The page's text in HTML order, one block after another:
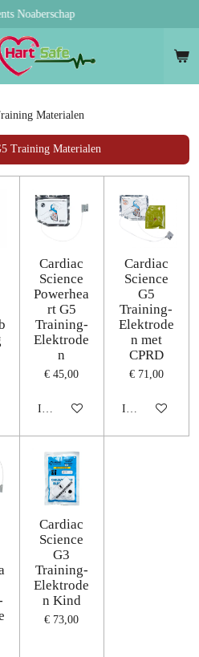
Noaberschap
Materialen
Training Materialen
Cardiac
Science
Powerhea
rt G5
Training-
Elektrode
n
€ 45,00
In winkelwagen
Cardiac
Science
G5
Training-
Elektrode
n met
CPRD
€ 71,00
In winkelwagen
Cardiac
Science
G3
Training-
Elektrode
n Kind
€ 73,00